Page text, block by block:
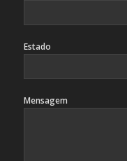
Estado
Mensagem